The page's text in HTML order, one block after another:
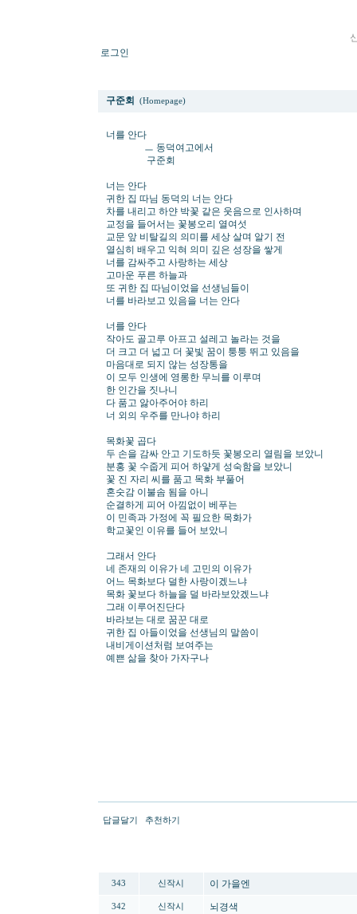
로그인
구준회 (Homepage)
너를 안다
ㅡ 동덕여고에서
구준회
너는 안다
귀한 집 따님 동덕의 너는 안다
차를 내리고 하얀 박꽃 같은 웃음으로 인사하며
교정을 들어서는 꽃봉오리 열여섯
교문 앞 비탈길의 의미를 세상 살며 알기 전
열심히 배우고 익혀 의미 깊은 성장을 쌓게
너를 감싸주고 사랑하는 세상
고마운 푸른 하늘과
또 귀한 집 따님이었을 선생님들이
너를 바라보고 있음을 너는 안다
너를 안다
작아도 골고루 아프고 설레고 놀라는 것을
더 크고 더 넓고 더 꽃빛 꿈이 퉁퉁 뛰고 있음을
마음대로 되지 않는 성장통을
이 모두 인생에 영롱한 무늬를 이루며
한 인간을 짓나니
다 품고 앓아주어야 하리
너 외의 우주를 만나야 하리
목화꽃 곱다
두 손을 감싸 안고 기도하듯 꽃봉오리 열림을 보았니
분홍 꽃 수줍게 피어 하얗게 성숙함을 보았니
꽃 진 자리 씨를 품고 목화 부풀어
혼숫감 이불솜 됨을 아니
순결하게 피어 아낌없이 베푸는
이 민족과 가정에 꼭 필요한 목화가
학교꽃인 이유를 들어 보았니
그래서 안다
네 존재의 이유가 네 고민의 이유가
어느 목화보다 덜한 사랑이겠느냐
목화 꽃보다 하늘을 덜 바라보았겠느냐
그래 이루어진단다
바라보는 대로 꿈꾼 대로
귀한 집 아들이었을 선생님의 말씀이
내비게이션처럼 보여주는
예쁜 삶을 찾아 가자구나
답글달기 추천하기
343 신작시 이 가을엔
342 신작시 뇌경색